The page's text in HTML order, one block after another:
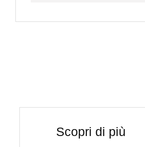
Scopri di più